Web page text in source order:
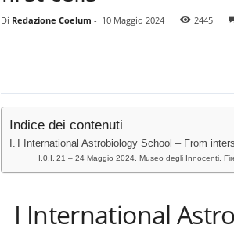
Di Redazione Coelum - 10 Maggio 2024 2445
Indice dei contenuti
I International Astrobiology School – From
21 – 24 Maggio 2024, Museo degli Innocenti,
I International